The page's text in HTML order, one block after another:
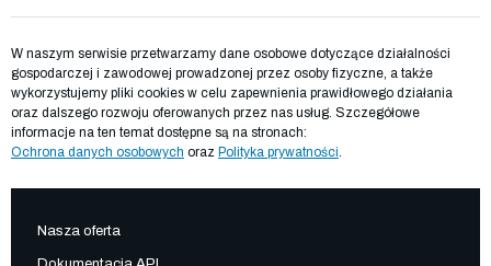
W naszym serwisie przetwarzamy dane osobowe dotyczące działalności
gospodarczej i zawodowej prowadzonej przez osoby fizyczne, a także
wykorzystujemy pliki cookies w celu zapewnienia prawidłowego działania
oraz dalszego rozwoju oferowanych przez nas usług. Szczegółowe
informacje na ten temat dostępne są na stronach:
Ochrona danych osobowych oraz Polityka prywatności.
Nasza oferta